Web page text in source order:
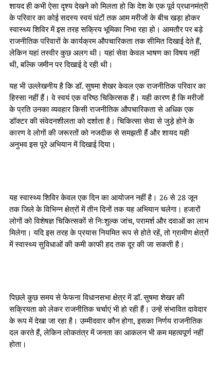
शायद ही कभी ऐसा दृश्य देखने को मिलता हो कि देश के एक पूर्व प्रधानमंत्री
के परिवार का कोई सदस्य स्वयं घंटों तक आम मरीजों के बीच खड़ा होकर
स्वास्थ्य शिविर में इस तरह सक्रिय भूमिका निभा रहा हो। आमतौर पर बड़े
राजनीतिक परिवारों के कार्यक्रम औपचारिकता तक सीमित दिखाई देते हैं,
लेकिन यहां तस्वीर कुछ अलग थी। यहां सेवा केवल भाषण का विषय नहीं
थी, बल्कि जमीन पर दिखाई दे रही थी।
यह भी उल्लेखनीय है कि डॉ. सुषमा शेखर केवल एक राजनीतिक परिवार का
हिस्सा नहीं हैं। वे स्वयं एक वरिष्ठ चिकित्सक हैं। यही कारण है कि मरीजों
के प्रति उनका व्यवहार किसी राजनीतिक औपचारिकता से अधिक एक
डॉक्टर की संवेदनशीलता को दर्शाता है। चिकित्सा सेवा से जुड़े होने के
कारण वे लोगों की जरूरतों को नजदीक से समझती हैं और शायद यही
अनुभव इस पूरे अभियान में दिखाई दिया।
यह स्वास्थ्य शिविर केवल एक दिन का आयोजन नहीं है। 26 से 28 जून
तक जिले के विभिन्न क्षेत्रों में तीन दिनों तक यह अभियान चलेगा। हजारों
लोगों को विशेषज्ञ चिकित्सकों से निःशुल्क जांच, परामर्श और दवाओं का लाभ
मिलेगा। यदि इस तरह के प्रयास नियमित रूप से होते रहें, तो ग्रामीण क्षेत्रों
में स्वास्थ्य सुविधाओं की कमी काफी हद तक दूर की जा सकती है।
पिछले कुछ समय से फेफना विधानसभा क्षेत्र में डॉ. सुषमा शेखर की
सक्रियता को लेकर राजनीतिक चर्चाएं भी हो रही हैं। उन्हें संभावित दावेदार
के रूप में देखा जा रहा है। उम्मीदवार कौन होगा, इसका निर्णय राजनीतिक
दल करते हैं, लेकिन लोकतंत्र में जनता का आकलन भी कम महत्वपूर्ण नहीं
होता।